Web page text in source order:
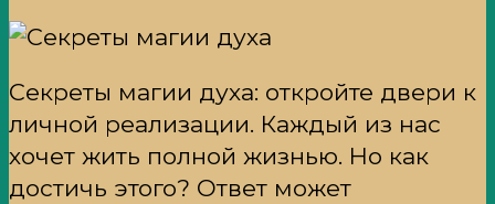
Секреты магии духа: откройте двери к
личной реализации. Каждый из нас
хочет жить полной жизнью. Но как
достичь этого? Ответ может